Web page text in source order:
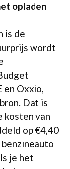
opladen
is de
wordt
en Oxxio,
Dat is
kosten van
op €4,40
je het